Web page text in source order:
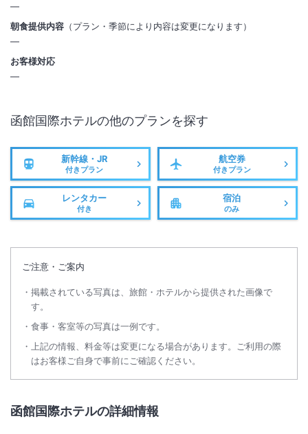
―
朝食提供内容 （プラン・季節により内容は変更になります）
―
お客様対応
―
函館国際ホテルの他のプランを探す
新幹線・JR
付きプラン
航空券
付きプラン
レンタカー
付き
宿泊
のみ
ご注意・ご案内
掲載されている写真は、旅館・ホテルから提供された画像で
す。
食事・客室等の写真は一例です。
上記の情報、料金等は変更になる場合があります。ご利用の際
はお客様ご自身で事前にご確認ください。
函館国際ホテルの詳細情報